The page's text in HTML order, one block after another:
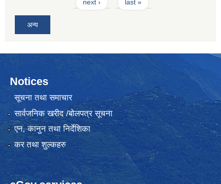
next › last »
अन्य
Notices
सूचना तथा समाचार
सार्वजनिक खरीद /बोलपत्र सूचना
एन, कानुन तथा निर्देशिका
कर तथा शुल्कहरु